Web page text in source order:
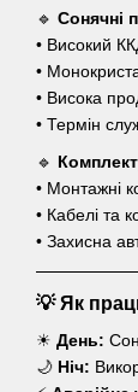
🔹 Сонячні
• Високий
•
• Висока
• Термін
🔹
• Монтажні
• Кабелі та
• Захисна
💡 Як
☀ День:
🌙 Ніч: